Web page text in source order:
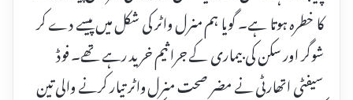
کا خطرہ ہوتا ہے۔ گویا ہم منرل واٹر کی شکل میں پیسے دے کر
شوگر اور سکن کی بیماری کے جراثیم خرید رہے تھے۔ فوڈ
سیفٹی اتھارٹی نے مضر صحت منرل واٹر تیار کرنے والی تین